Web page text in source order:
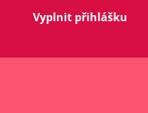
Vyplnit přihlášku